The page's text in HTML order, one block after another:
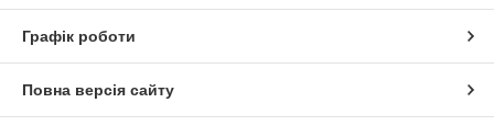
Графік роботи
Повна версія сайту